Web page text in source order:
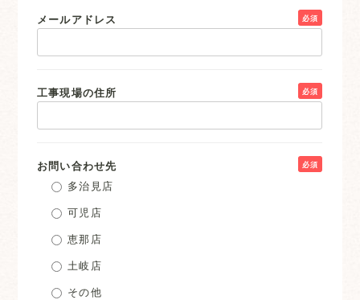
メールアドレス 必須
工事現場の住所 必須
お問い合わせ先 必須
多治見店
可児店
恵那店
土岐店
その他